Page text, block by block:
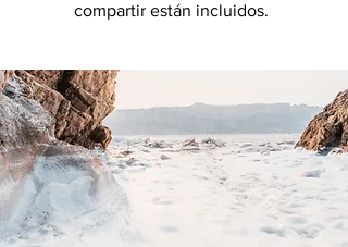
compartir están incluidos.